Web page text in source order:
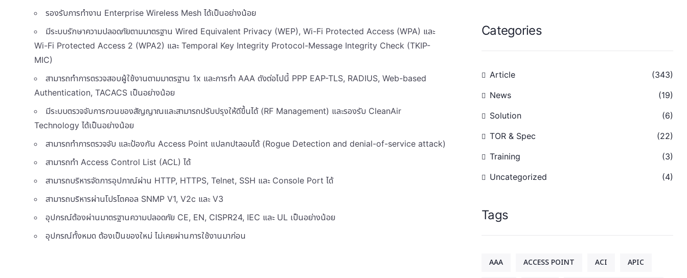
รองรับการทำงาน Enterprise Wireless Mesh ได้เป็นอย่างน้อย
มีระบบรักษาความปลอดภัยตามมาตรฐาน Wired Equivalent Privacy (WEP), Wi-Fi Protected Access (WPA) และ
Wi-Fi Protected Access 2 (WPA2) และ Temporal Key Integrity Protocol-Message Integrity Check (TKIP-
MIC)
สามารถทำการตรวจสอบผู้ใช้งานตามมาตรฐาน 1x และการทำ AAA ดังต่อไปนี้ PPP EAP-TLS, RADIUS, Web-based
Authentication, TACACS เป็นอย่างน้อย
มีระบบตรวจจับการกวนของสัญญาณและสามารถปรับปรุงให้ดีขึ้นได้ (RF Management) และรองรับ CleanAir
Technology ได้เป็นอย่างน้อย
สามารถทำการตรวจจับ และป้องกัน Access Point แปลกปtลอมได้ (Rogue Detection and denial-of-service attack)
สามารถทำ Access Control List (ACL) ได้
สามารถบริหารจัดการอุปกาณ์ผ่าน HTTP, HTTPS, Telnet, SSH และ Console Port ได้
สามารถบริหารผ่านโปรโตคอล SNMP V1, V2c และ V3
อุปกรณ์ต้องผ่านมาตรฐานความปลอดภัย CE, EN, CISPR24, IEC และ UL เป็นอย่างน้อย
อุปกรณ์ทั้งหมด ต้องเป็นของใหม่ ไม่เคยผ่านการใช้งานมาก่อน
Categories
Article (343)
News (19)
Solution (6)
TOR & Spec (22)
Training (3)
Uncategorized (4)
Tags
AAA ACCESS POINT ACI APIC